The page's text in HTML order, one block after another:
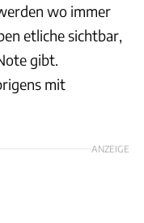
wo immer
etliche sichtbar,
gibt.
mit
ANZEIGE